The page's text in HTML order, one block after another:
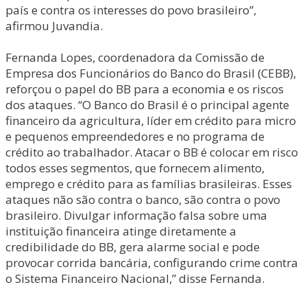
país e contra os interesses do povo brasileiro”,
afirmou Juvandia.
Fernanda Lopes, coordenadora da Comissão de
Empresa dos Funcionários do Banco do Brasil (CEBB),
reforçou o papel do BB para a economia e os riscos
dos ataques. “O Banco do Brasil é o principal agente
financeiro da agricultura, líder em crédito para micro
e pequenos empreendedores e no programa de
crédito ao trabalhador. Atacar o BB é colocar em risco
todos esses segmentos, que fornecem alimento,
emprego e crédito para as famílias brasileiras. Esses
ataques não são contra o banco, são contra o povo
brasileiro. Divulgar informação falsa sobre uma
instituição financeira atinge diretamente a
credibilidade do BB, gera alarme social e pode
provocar corrida bancária, configurando crime contra
o Sistema Financeiro Nacional,” disse Fernanda.